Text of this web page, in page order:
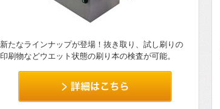
新たなラインナップが登場！抜き取り、試し刷りの
印刷物などウエット状態の刷り本の検査が可能。